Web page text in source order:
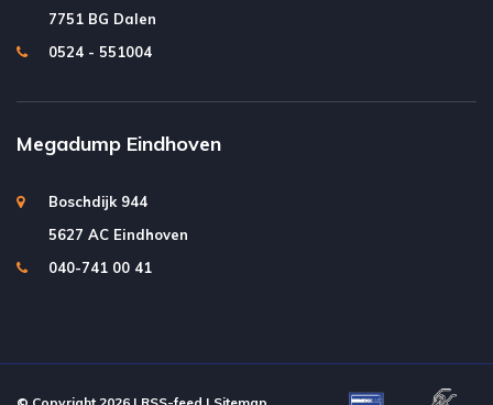
7751 BG Dalen
0524 - 551004
Megadump Eindhoven
Boschdijk 944
5627 AC Eindhoven
040-741 00 41